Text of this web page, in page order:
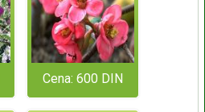
Cena: 600 DIN